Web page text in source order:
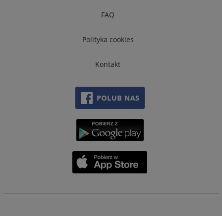
FAQ
Polityka cookies
Kontakt